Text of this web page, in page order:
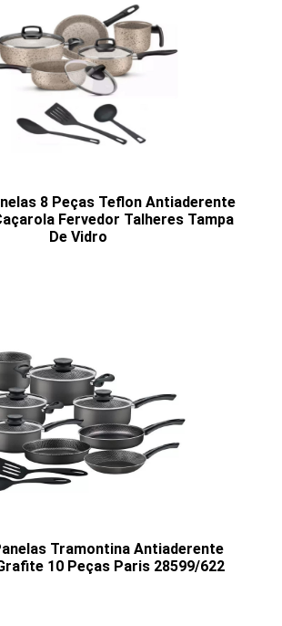
8 Peças Teflon Antiaderente
Fervedor Talheres Tampa
De Vidro
Tramontina Antiaderente
10 Peças Paris 28599/622